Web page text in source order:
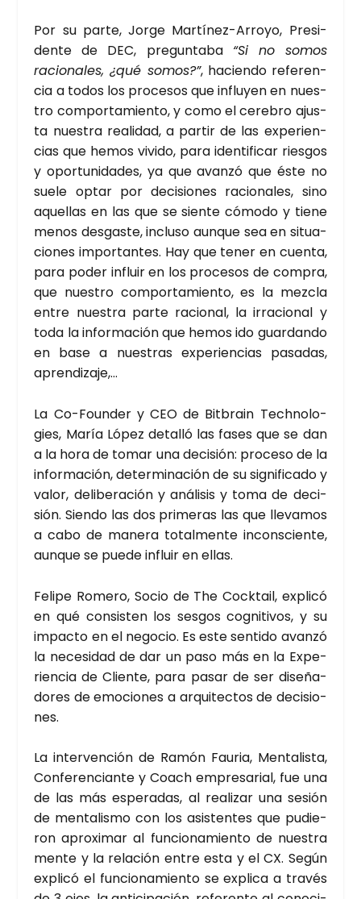
Por su par­te, Jor­ge Mar­tí­nez-Arro­yo, Pre­si­
den­te de DEC, pre­gun­ta­ba “Si no somos
racio­na­les, ¿qué somos?”, hacien­do refe­ren­
cia a todos los pro­ce­sos que influ­yen en nues­
tro com­por­ta­mien­to, y como el cere­bro ajus­
ta nues­tra reali­dad, a par­tir de las expe­rien­
cias que hemos vivi­do, para iden­ti­fi­car ries­gos
y opor­tu­ni­da­des, ya que avan­zó que éste no
sue­le optar por deci­sio­nes racio­na­les, sino
aque­llas en las que se sien­te cómo­do y tie­ne
menos des­gas­te, inclu­so aun­que sea en situa­
cio­nes impor­tan­tes. Hay que tener en cuen­ta,
para poder influir en los pro­ce­sos de com­pra,
que nues­tro com­por­ta­mien­to, es la mez­cla
entre nues­tra par­te racio­nal, la irra­cio­nal y
toda la infor­ma­ción que hemos ido guar­dan­do
en base a nues­tras expe­rien­cias pasa­das,
apren­di­za­je,…
La Co-Foun­der y CEO de Bit­brain Tech­no­lo­
gies, María López deta­lló las fases que se dan
a la hora de tomar una deci­sión: pro­ce­so de la
infor­ma­ción, deter­mi­na­ción de su sig­ni­fi­ca­do y
valor, deli­be­ra­ción y aná­li­sis y toma de deci­
sión. Sien­do las dos pri­me­ras las que lle­va­mos
a cabo de mane­ra total­men­te incons­cien­te,
aun­que se pue­de influir en ellas.
Feli­pe Rome­ro, Socio de The Cock­tail, expli­có
en qué con­sis­ten los ses­gos cog­ni­ti­vos, y su
impac­to en el nego­cio. Es este sen­ti­do avan­zó
la nece­si­dad de dar un paso más en la Expe­
rien­cia de Clien­te, para pasar de ser dise­ña­
do­res de emo­cio­nes a arqui­tec­tos de deci­sio­
nes.
La inter­ven­ción de Ramón Fau­ria, Men­ta­lis­ta,
Con­fe­ren­cian­te y Coach empre­sa­rial, fue una
de las más espe­ra­das, al rea­li­zar una sesión
de men­ta­lis­mo con los asis­ten­tes que pudie­
ron apro­xi­mar al fun­cio­na­mien­to de nues­tra
men­te y la rela­ción entre esta y el CX. Según
expli­có el fun­cio­na­mien­to se expli­ca a tra­vés